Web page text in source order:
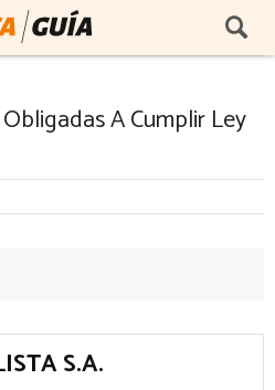
A Cumplir Ley
S.A.